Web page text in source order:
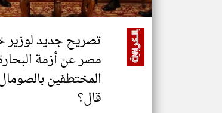
تصريح جديد لوزير
مصر عن أزمة
المختطفين
قال؟